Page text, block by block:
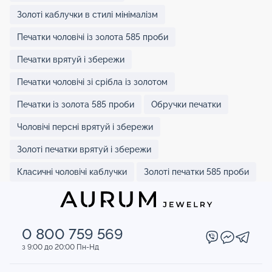
Золоті каблучки в стилі мінімалізм
Печатки чоловічі із золота 585 проби
Печатки врятуй і збережи
Печатки чоловічі зі срібла із золотом
Печатки із золота 585 проби Обручки печатки
Чоловічі персні врятуй і збережи
Золоті печатки врятуй і збережи
Класичні чоловічі каблучки Золоті печатки 585 проби
0 800 759 569
з 9:00 до 20:00 Пн-Нд